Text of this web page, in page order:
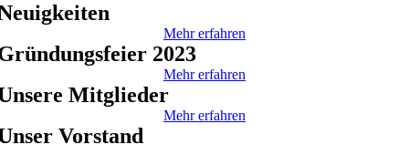
Mehr erfahren
2023
Mehr erfahren
Mitglieder
Mehr erfahren
Vorstand